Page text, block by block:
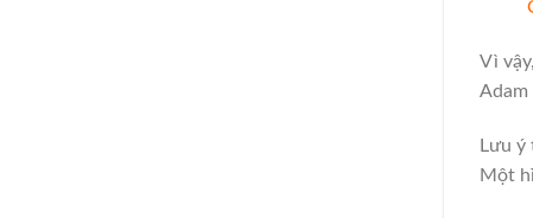
Vì
Adam
Lưu ý
Một